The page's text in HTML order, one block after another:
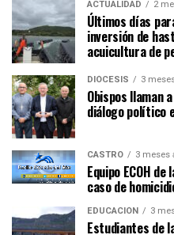
ACTUALIDAD 2
Últimos días
inversión de
acuicultura de
DIÓCESIS 3
Obispos llaman
diálogo político
CASTRO 3 meses
Equipo ECOH
caso de
EDUCACIÓN 3
Estudiantes de